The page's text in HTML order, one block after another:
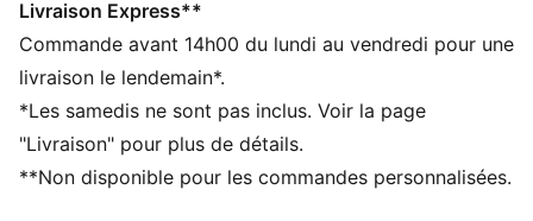
recyclé
DÉTAILS
Coupe : Régulière
Col : Col rond
Manches courtes
Longueur : Régulière
Livraison Express**
Commande avant 14h00 du lundi au vendredi pour une
livraison le lendemain*.
*Les samedis ne sont pas inclus. Voir la page
"Livraison" pour plus de détails.
**Non disponible pour les commandes personnalisées.